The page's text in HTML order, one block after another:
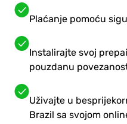
Plaćanje pomoću
Instalirajte svoj
pouzdanu
Uživajte u
Brazil sa svojom